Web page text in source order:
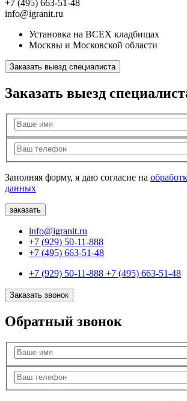
+7 (495) 663-51-48
info@igranit.ru
Установка на ВСЕХ кладбищах
Москвы и Московской области
Заказать выезд специалиста
Заказать выезд
Заполняя форму, я даю согласие на
данных
info@igranit.ru
+7 (929) 50-11-888
+7 (495) 663-51-48
+7 (929) 50-11-888 +7 (495) 663-51-48
Заказать звонок
Обратный звонок